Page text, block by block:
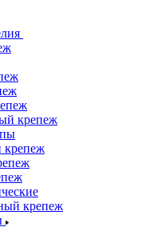
крепеж
крепеж
крепеж